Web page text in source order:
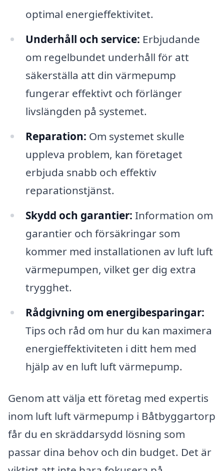
optimal energieffektivitet.
Underhåll och service: Erbjudande
om regelbundet underhåll för att
säkerställa att din värmepump
fungerar effektivt och förlänger
livslängden på systemet.
Reparation: Om systemet skulle
uppleva problem, kan företaget
erbjuda snabb och effektiv
reparationstjänst.
Skydd och garantier: Information om
garantier och försäkringar som
kommer med installationen av luft luft
värmepumpen, vilket ger dig extra
trygghet.
Rådgivning om energibesparingar:
Tips och råd om hur du kan maximera
energieffektiviteten i ditt hem med
hjälp av en luft luft värmepump.
Genom att välja ett företag med expertis
inom luft luft värmepump i Båtbyggartorp
får du en skräddarsydd lösning som
passar dina behov och din budget. Det är